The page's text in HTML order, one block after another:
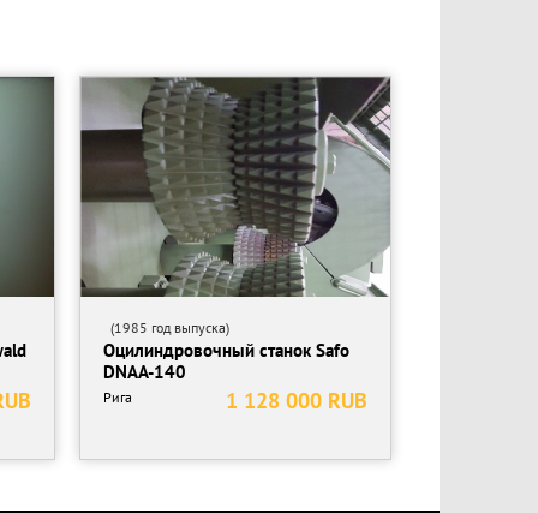
(1985 год выпуска)
Оцилиндровочный станок Safo
DNAA-140
1 128 000 RUB
Рига